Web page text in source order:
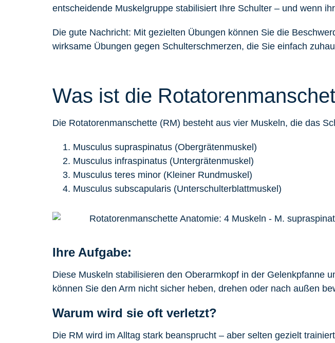
entscheidende Muskelgruppe stabilisiert Ihre Schulter – und wenn
Die gute Nachricht: Mit gezielten Übungen können Sie die
wirksame Übungen gegen Schulterschmerzen, die Sie einfach
Was ist die
Die Rotatorenmanschette (RM) besteht aus vier Muskeln, die das
Musculus supraspinatus (Obergrätenmuskel)
Musculus infraspinatus (Untergrätenmuskel)
Musculus teres minor (Kleiner Rundmuskel)
Musculus subscapularis (Unterschulterblattmuskel)
Ihre Aufgabe:
Diese Muskeln stabilisieren den Oberarmkopf in der Gelenkpfanne
können Sie den Arm nicht sicher heben, drehen oder nach außen
Warum wird sie oft verletzt?
Die RM wird im Alltag stark beansprucht – aber selten gezielt